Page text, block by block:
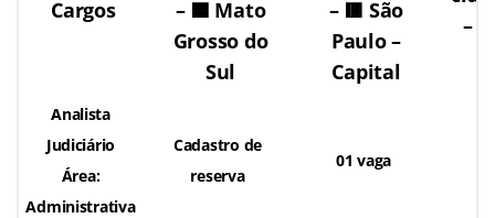
Cargos
– 🟦 Mato
Grosso do
Sul
– 🟥 São
Paulo –
Capital
–
Analista
Judiciário
Área:
Administrativa
Cadastro de
reserva
01 vaga